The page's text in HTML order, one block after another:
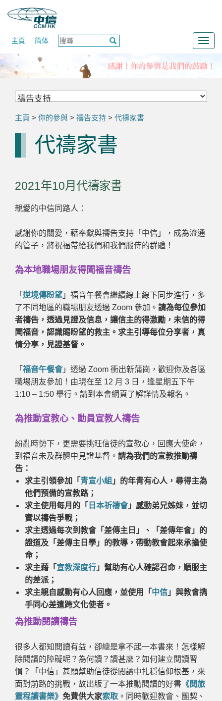
主頁 简体
主頁 > 你的參與 > 禱告支持 > 代禱家書
代禱家書
2021年10月代禱家書
親愛的中信同路人：
感謝你的關愛，藉奉獻與禱告支持「中信」，成為流通
的管子，將祝福帶給我們和我們服侍的群體！
為本地職場朋友得聞福音禱告
「 逆境傳盼望 」福音午餐會繼續線上線下同步進行，多
了不同地區的職場朋友透過 Zoom 參加。 請為每位參加
者禱告，透過見證及信息，讓信主的得激勵，未信的得
聞福音，認識賜盼望的救主。求主引導每位分享者，真
情分享，見證基督。
「 福音午餐會」透過 Zoom 衝出新蒲崗，歡迎你及各區
職場朋友參加！由現在至 12 月 3 日，逢星期五下午
1:10 – 1:50 舉行。請到本會網頁了解詳情及報名。
為推動宣教心、動員宣教人禱告
紛亂時勢下，更需要挑旺信徒的宣教心，回應大使命，
到福音未及群體中見證基督。 請為我們的宣教推動禱
告：
求主引領參加「 青宣小組 」的年青有心人，尋得主為
他們預備的宣教路；
求主使用每月的「 日本祈禱會」感動弟兄姊妹，並切
實以禱告爭戰；
求主透過每次到教會「差傳主日」、「差傳年會」的
證道及「差傳主日學」的教導，帶動教會起來承擔使
命；
求主藉「 宣教深度行 」幫助有心人確認召命，順服主
的差派；
求主親自感動有心人回應，並使用「 中信 」與教會擕
手同心差遣跨文化使者。
為推動閱讀禱告
很多人都知閱讀有益，卻總是拿不起一本書來！怎樣解
除閱讀的障礙呢？為何讀？讀甚麼？如何建立閱讀習
慣？「中信」甚願幫助信徒從閱讀中扎穩信仰根基，來
面對前路的挑戰，故出版了一本推動閱讀的好書 《閱旅
靈程讀書樂》 免費供大家索取 。同時歡迎教會、團契、